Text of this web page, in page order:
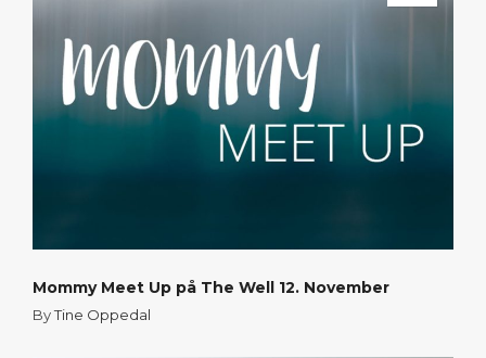
Mommy Meet Up på The Well 12. November
ByTine Oppedal